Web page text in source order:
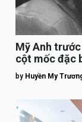
Mỹ Anh
cột mốc đặc
tế”
by Huyền My